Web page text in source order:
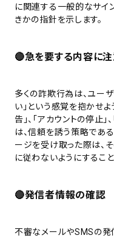
に関連する一般的なサイ
きかの指針を示します。
🔴急を要する内容に
多くの詐欺行為は、ユー
い」という感覚を抱かせ
告」、「アカウントの停止
は、信頼を誘う策略であ
ージを受け取った際は、
に従わないようにするこ
🔴発信者情報の確認
不審なメールやSMSの発